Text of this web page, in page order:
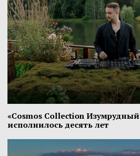
«Cosmos Collection Изумрудный
исполнилось десять лет